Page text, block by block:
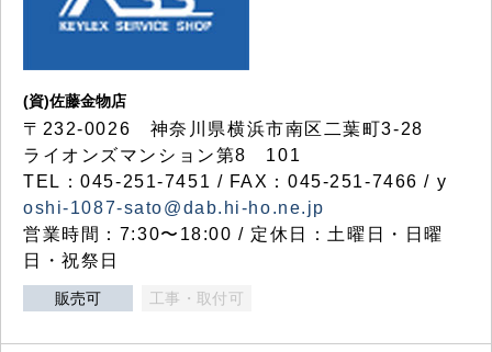
(資)佐藤金物店
〒232-0026 神奈川県横浜市南区二葉町3-28
ライオンズマンション第8 101
TEL：045-251-7451 / FAX：045-251-7466 / y
oshi-1087-sato@dab.hi-ho.ne.jp
営業時間：7:30〜18:00 / 定休日：土曜日・日曜
日・祝祭日
販売可 工事・取付可